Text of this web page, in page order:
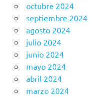
octubre 2024
septiembre 2024
agosto 2024
julio 2024
junio 2024
mayo 2024
abril 2024
marzo 2024